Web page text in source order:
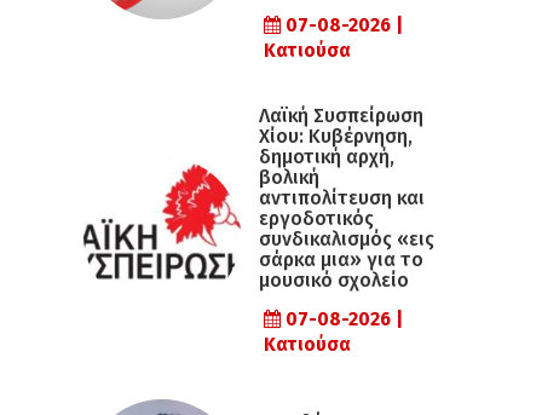
07-08-2026 |
Κατιούσα
Λαϊκή Συσπείρωση
Χίου: Κυβέρνηση,
δημοτική αρχή,
βολική
αντιπολίτευση και
εργοδοτικός
συνδικαλισμός «εις
σάρκα μια» για το
μουσικό σχολείο
07-08-2026 |
Κατιούσα